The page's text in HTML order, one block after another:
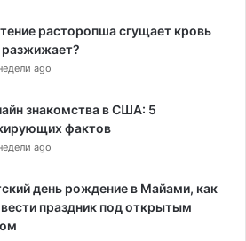
расторопша сгущает кровь
разжижает?
ago
знакомства в США: 5
фактов
ago
день рождение в Майами, как
праздник под открытым